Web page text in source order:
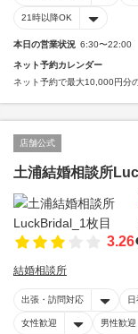
21時以降OK
本日の営業状況 6:30〜22:00
ネット予約カレンダー
ネット予約で最大10,000円分
店舗公式
土浦結婚相談所
3.26
結婚相談所
出張・訪問対応
女性歓迎 男性歓迎